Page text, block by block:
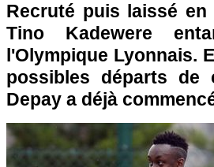
Recruté puis laissé
Tino Kadewere
l'Olympique Lyonnais.
possibles départs de
Depay a déjà